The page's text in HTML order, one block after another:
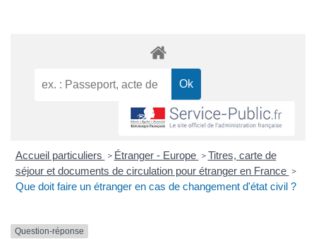
Accueil particuliers > Étranger - Europe > Titres, carte de
séjour et documents de circulation pour étranger en France >
Que doit faire un étranger en cas de changement d'état civil ?
Question-réponse